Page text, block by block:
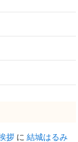
拶 に結城はるみ